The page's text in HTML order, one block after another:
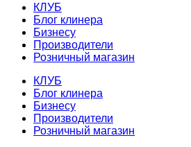
КЛУБ
Блог клинера
Бизнесу
Производители
Розничный магазин
КЛУБ
Блог клинера
Бизнесу
Производители
Розничный магазин